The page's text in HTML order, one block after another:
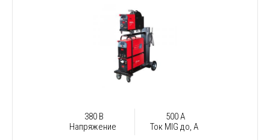
380 В
Напряжение
500 А
Ток MIG до, А